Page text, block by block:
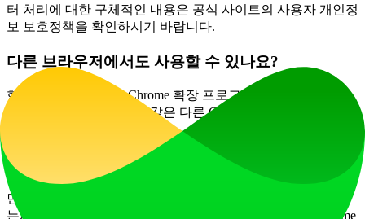
터 처리에 대한 구체적인 내용은 공식 사이트의 사용자 개인정
보 보호정책을 확인하시기 바랍니다.
다른 브라우저에서도 사용할 수 있나요?
현재 SummarizeYT는 Chrome 확장 프로그램으로 제공됩니다.
Microsoft Edge나 Brave와 같은 다른 Chromium 기반 브라우저
요약이 표시되지 않으면 어떻게 하나요?
먼저 YouTube 페이지를 새로고침하세요. 동영상에 자막이 있
는지 확인하세요("CC" 아이콘 확인). 문제가 지속되면 Chrome